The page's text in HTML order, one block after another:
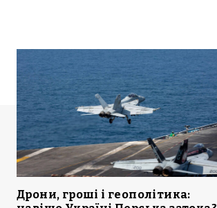
Дрони, гроші і геополітика: